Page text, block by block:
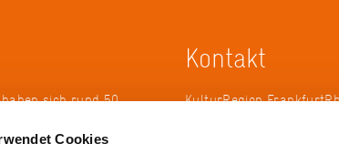
Cookies
sich rund 50
die Ländergrenzen
Kontakt
KulturRegion